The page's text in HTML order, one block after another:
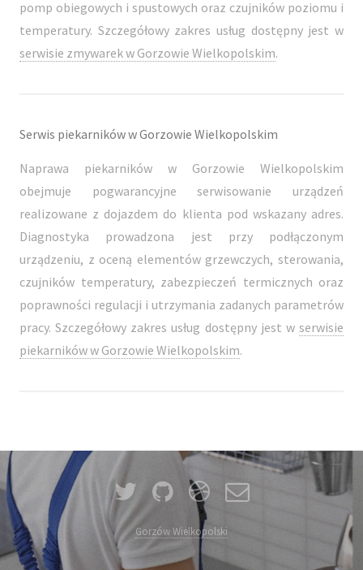
pomp obiegowych i spustowych oraz czujników poziomu i
temperatury. Szczegółowy zakres usług dostępny jest w
serwisie zmywarek w Gorzowie Wielkopolskim.
Serwis piekarników w Gorzowie Wielkopolskim
Naprawa piekarników w Gorzowie Wielkopolskim
obejmuje pogwarancyjne serwisowanie urządzeń
realizowane z dojazdem do klienta pod wskazany adres.
Diagnostyka prowadzona jest przy podłączonym
urządzeniu, z oceną elementów grzewczych, sterowania,
czujników temperatury, zabezpieczeń termicznych oraz
poprawności regulacji i utrzymania zadanych parametrów
pracy. Szczegółowy zakres usług dostępny jest w serwisie
piekarników w Gorzowie Wielkopolskim.
Gorzów Wielkopolski